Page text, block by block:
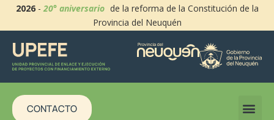
2026-20° aniversario de la reforma de la Constitución de la
Provincia del Neuquén
CONTACTO